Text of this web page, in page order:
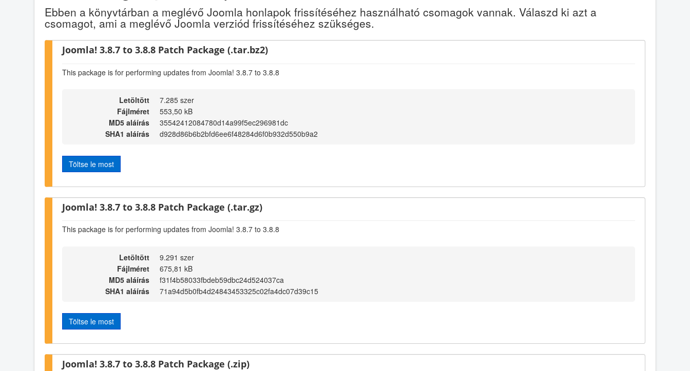
Ebben a könyvtárban a meglévő Joomla honlapok frissítéséhez használható csomagok vannak. Válaszd ki azt a
csomagot, ami a meglévő Joomla verziód frissítéséhez szükséges.
Joomla! 3.8.7 to 3.8.8 Patch Package (.tar.bz2)
This package is for performing updates from Joomla! 3.8.7 to 3.8.8
Letöltött
7.285 szer
Fájlméret
553,50 kB
MD5 aláírás
35542412084780d14a99f5ec296981dc
SHA1 aláírás
d928d86b6b2bfd6ee6f48284d6f0b932d550b9a2
Töltse le most
Joomla! 3.8.7 to 3.8.8 Patch Package (.tar.gz)
This package is for performing updates from Joomla! 3.8.7 to 3.8.8
Letöltött
9.291 szer
Fájlméret
675,81 kB
MD5 aláírás
f31f4b58033fbdeb59dbc24d524037ca
SHA1 aláírás
71a94d5b0fb4d24843453325c02fa4dc07d39c15
Töltse le most
Joomla! 3.8.7 to 3.8.8 Patch Package (.zip)